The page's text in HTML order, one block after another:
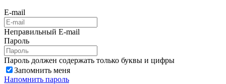
E-mail
Неправильный E-mail
Пароль
Пароль должен содержать только буквы и цифры
Запомнить меня
Напомнить пароль